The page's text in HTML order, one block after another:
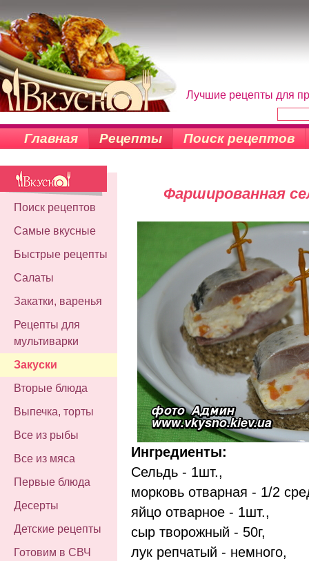
Лучшие рецепты для
Главная Рецепты Поиск рецептов
Поиск рецептов
Самые вкусные
Быстрые рецепты
Салаты
Закатки, варенья
Рецепты для
мультиварки
Закуски
Вторые блюда
Выпечка, торты
Все из рыбы
Все из мяса
Первые блюда
Десерты
Детские рецепты
Готовим в СВЧ
Фаршированная
Ингредиенты:
Сельдь - 1шт.,
морковь отварная - 1/2
яйцо отварное - 1шт.,
сыр творожный - 50г,
лук репчатый - немного,